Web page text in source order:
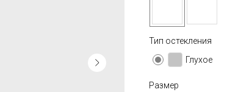
Тип остекления
Глухое
Размер